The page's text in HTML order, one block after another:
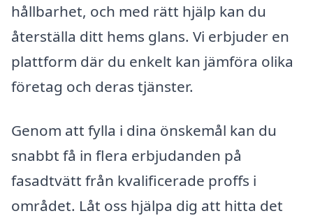
hållbarhet, och med rätt hjälp kan du
återställa ditt hems glans. Vi erbjuder en
plattform där du enkelt kan jämföra olika
företag och deras tjänster.
Genom att fylla i dina önskemål kan du
snabbt få in flera erbjudanden på
fasadtvätt från kvalificerade proffs i
området. Låt oss hjälpa dig att hitta det